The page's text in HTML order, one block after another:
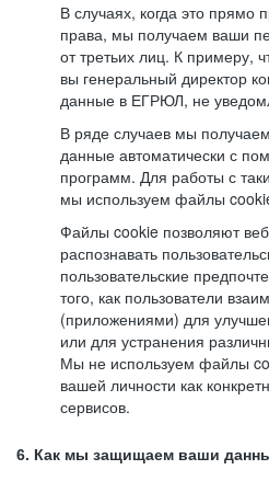
В случаях, когда это прямо
права, мы получаем ваши
от третьих лиц. К примеру,
вы генеральный директор
данные в ЕГРЮЛ, не
В ряде случаев мы
данные автоматически с
программ. Для работы с
мы используем файлы
Файлы cookie позволяют
распознавать
пользовательские
того, как пользователи
(приложениями) для
или для устранения
Мы не используем файлы
вашей личности как
сервисов.
6. Как мы защищаем ваши